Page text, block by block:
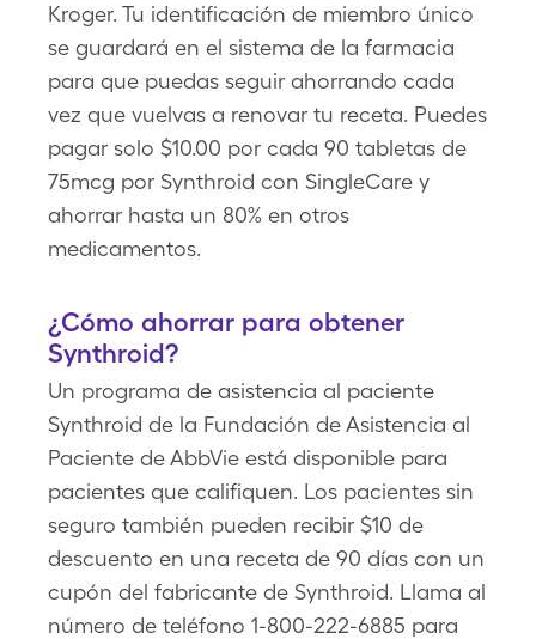
Kroger. Tu identificación de miembro único
se guardará en el sistema de la farmacia
para que puedas seguir ahorrando cada
vez que vuelvas a renovar tu receta. Puedes
pagar solo $10.00 por cada 90 tabletas de
75mcg por Synthroid con SingleCare y
ahorrar hasta un 80% en otros
medicamentos.
¿Cómo ahorrar para obtener
Synthroid?
Un programa de asistencia al paciente
Synthroid de la Fundación de Asistencia al
Paciente de AbbVie está disponible para
pacientes que califiquen. Los pacientes sin
seguro también pueden recibir $10 de
descuento en una receta de 90 días con un
cupón del fabricante de Synthroid. Llama al
número de teléfono 1-800-222-6885 para